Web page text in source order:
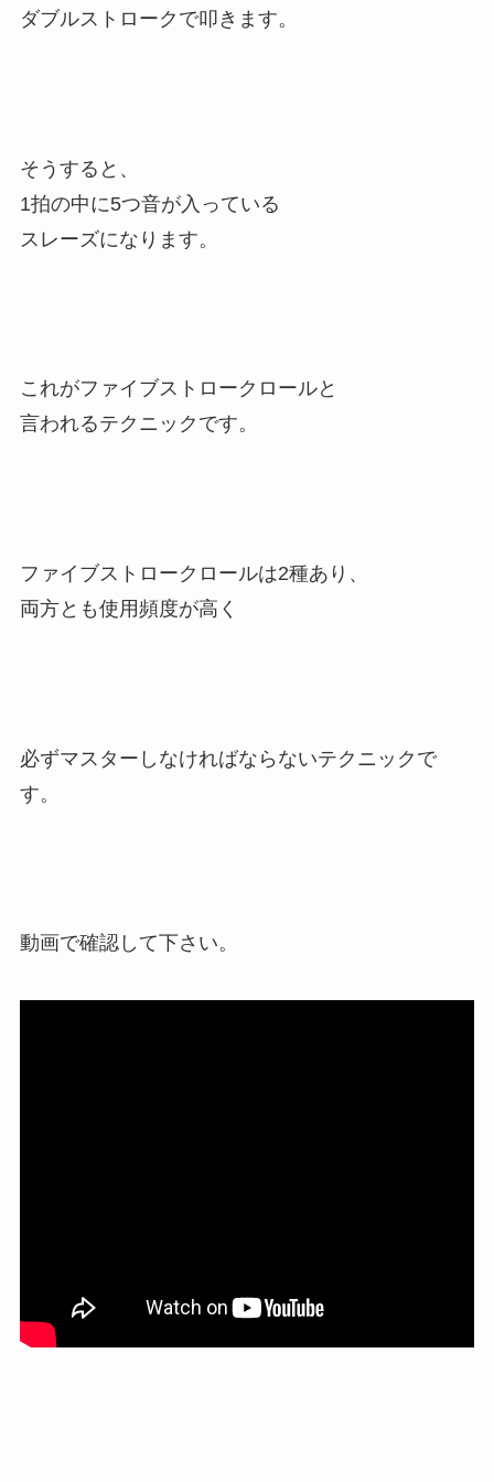
ダブルストロークで叩きます。
そうすると、
1拍の中に5つ音が入っている
スレーズになります。
これがファイブストロークロールと
言われるテクニックです。
ファイブストロークロールは2種あり、
両方とも使用頻度が高く
必ずマスターしなければならないテクニックで
す。
動画で確認して下さい。